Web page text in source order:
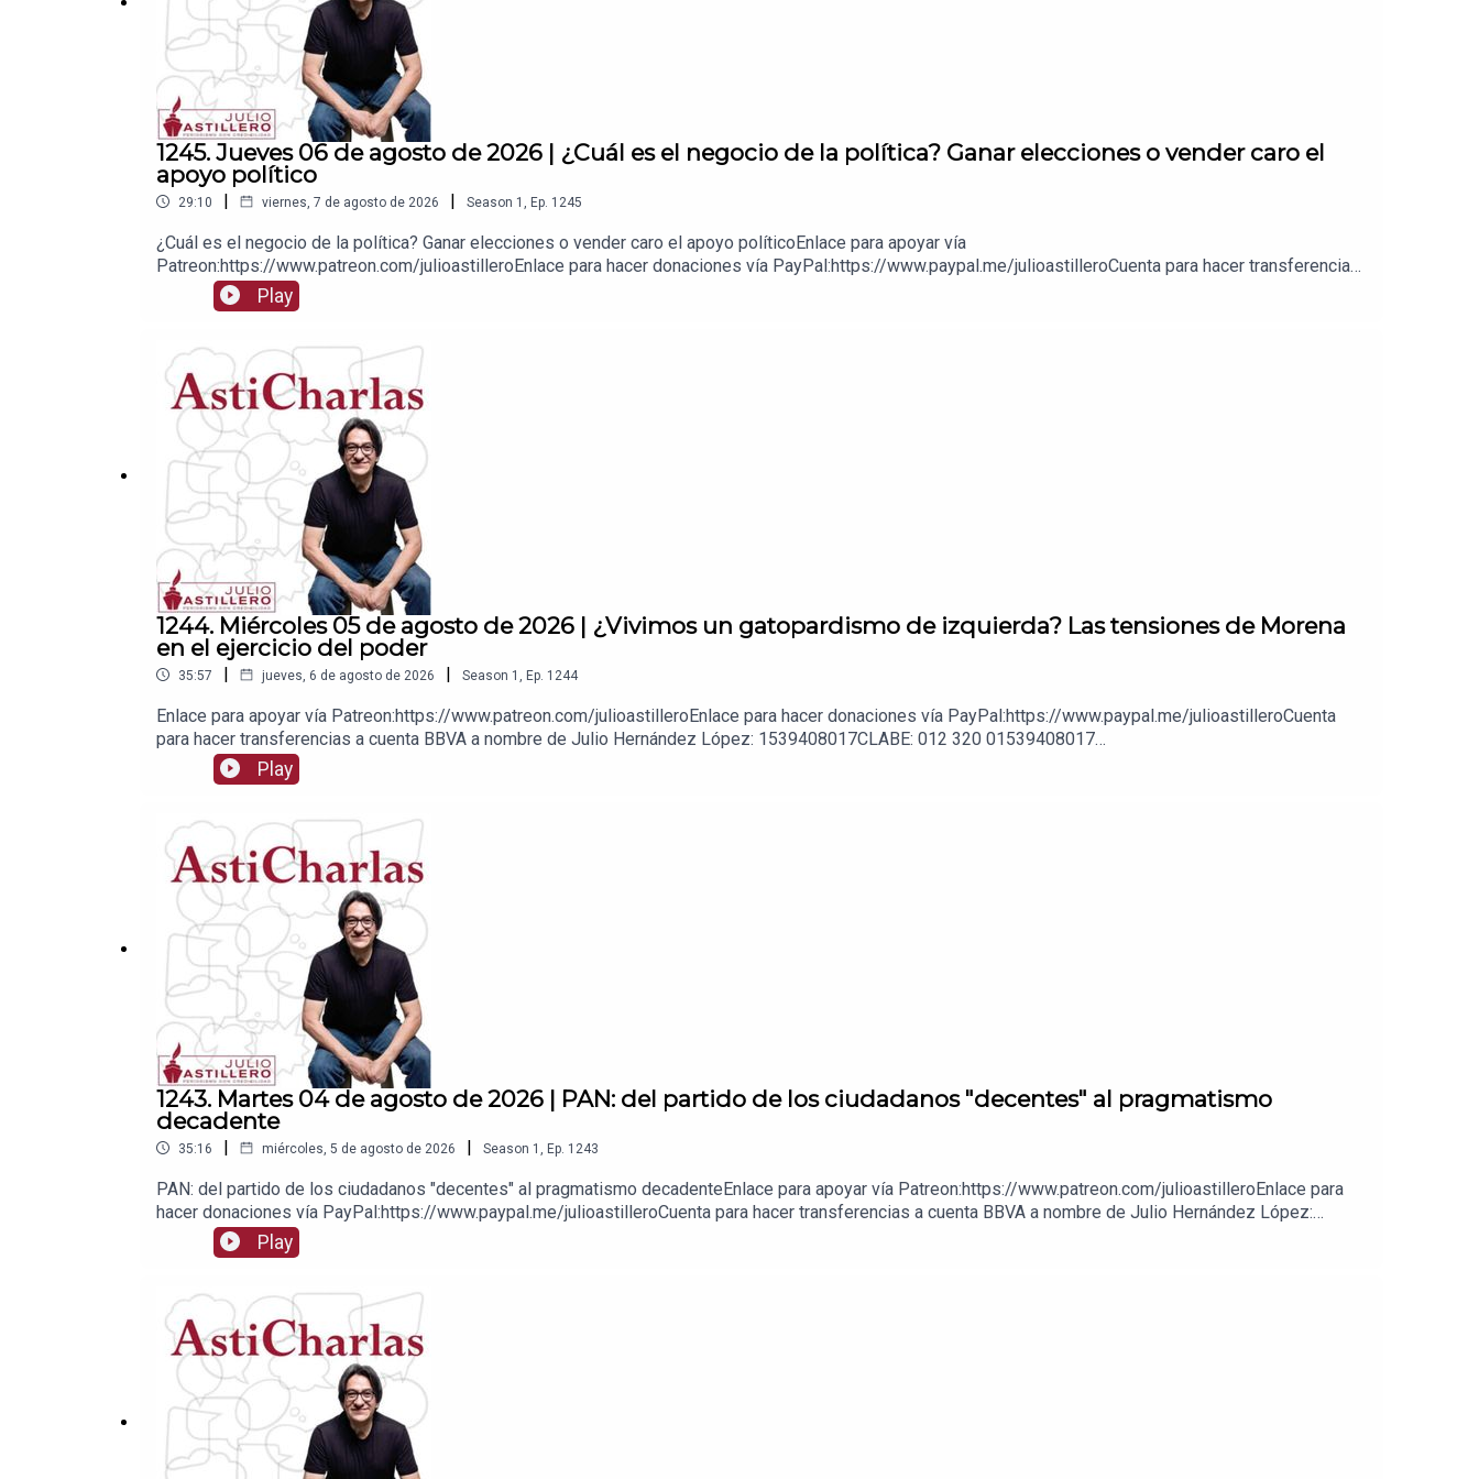
1245. Jueves 06 de agosto de 2026 | ¿Cuál es el negocio de la política? Ganar elecciones o vender caro el
apoyo político
29:10 | viernes, 7 de agosto de 2026 | Season 1 Ep. 1245
¿Cuál es el negocio de la política? Ganar elecciones o vender caro el apoyo políticoEnlace para apoyar vía
Patreon:https://www.patreon.com/julioastilleroEnlace para hacer donaciones vía PayPal:https://www.paypal.me/julioastilleroCuenta para hacer transferencias
a cuenta BBVA a nombre de Julio Hernández López: 1539408017CLABE: 012 320 01539408017 2Tienda:https://julioastillerotienda.com/
Play
1244. Miércoles 05 de agosto de 2026 | ¿Vivimos un gatopardismo de izquierda? Las tensiones de Morena
en el ejercicio del poder
35:57 | jueves, 6 de agosto de 2026 | Season 1 Ep. 1244
Enlace para apoyar vía Patreon:https://www.patreon.com/julioastilleroEnlace para hacer donaciones vía PayPal:https://www.paypal.me/julioastilleroCuenta
para hacer transferencias a cuenta BBVA a nombre de Julio Hernández López: 1539408017CLABE: 012 320 01539408017
2Tienda:https://julioastillerotienda.com/
Play
1243. Martes 04 de agosto de 2026 | PAN: del partido de los ciudadanos "decentes" al pragmatismo
decadente
35:16 | miércoles, 5 de agosto de 2026 | Season 1 Ep. 1243
PAN: del partido de los ciudadanos "decentes" al pragmatismo decadenteEnlace para apoyar vía Patreon:https://www.patreon.com/julioastilleroEnlace para
hacer donaciones vía PayPal:https://www.paypal.me/julioastilleroCuenta para hacer transferencias a cuenta BBVA a nombre de Julio Hernández López:
1539408017CLABE: 012 320 01539408017 2Tienda:https://julioastillerotienda.com/
Play